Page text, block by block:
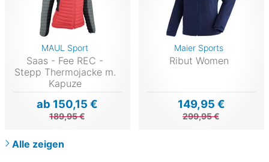
MAUL Sport
Saas - Fee REC -
Stepp Thermojacke m.
Kapuze
ab 150,15 €
189,95 €
Maier Sports
Ribut Women
149,95 €
299,95 €
Alle zeigen